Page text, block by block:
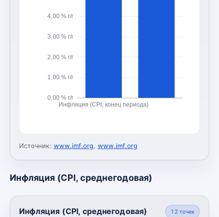
0,00 % г/г
1,00 % г/г
2,00 % г/г
3,00 % г/г
4,00 % г/г
Инфляция (CPI, конец периода)
Источник: www.imf.org, www.imf.org
Инфляция (CPI, среднегодовая)
Инфляция (CPI, среднегодовая) 12 точек